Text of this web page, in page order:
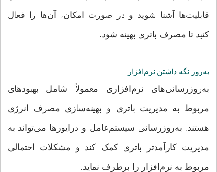
قابلیت‌ها آشنا شوید و در صورت امکان، آن‌ها را فعال
کنید تا مصرف باتری بهینه شود.
به‌روز نگه داشتن نرم‌افزار
به‌روزرسانی‌های نرم‌افزاری معمولاً شامل بهبودهای
مربوط به مدیریت باتری و بهینه‌سازی مصرف انرژی
هستند. به‌روزرسانی سیستم‌عامل و درایورها می‌تواند به
مدیریت کارآمدتر باتری کمک کند و مشکلات احتمالی
مربوط به نرم‌افزار را برطرف نماید.